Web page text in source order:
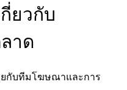
ยวกับ
าด
กับทีมโฆษณาและการ